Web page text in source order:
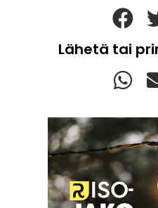
Lähetä tai